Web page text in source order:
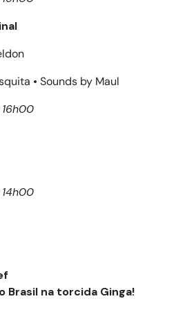
• Sounds by Maul
Brasil na torcida Ginga!